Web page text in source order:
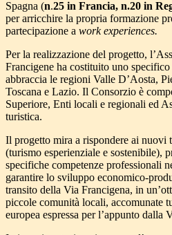
Spagna (n.25 in Francia, n.20 in
per arricchire la propria formazione
partecipazione a work experiences.
Per la realizzazione del progetto,
Francigene ha costituito uno
abbraccia le regioni Valle D’Aosta,
Toscana e Lazio. Il Consorzio è
Superiore, Enti locali e regionali ed
turistica.
Il progetto mira a rispondere ai nuovi
(turismo esperienziale e sostenibile),
specifiche competenze professionali
garantire lo sviluppo economico-
transito della Via Francigena, in
piccole comunità locali, accomunate
europea espressa per l’appunto dalla